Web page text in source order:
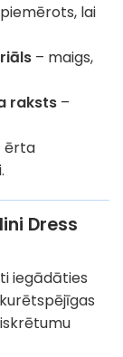
lai
– maigs,
raksts –
ērta
Dress
iegādāties